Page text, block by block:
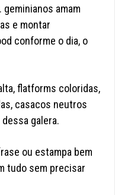
amam
e montar
conforme o dia, o
flatforms coloridas,
casacos neutros
galera.
ou estampa bem
tudo sem precisar